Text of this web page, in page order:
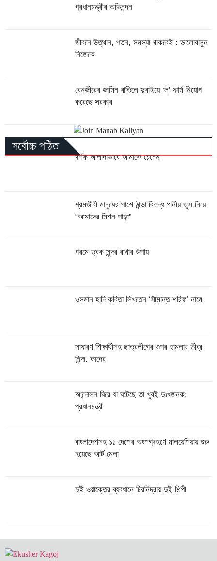
প্রধানমন্ত্রীর অভিনন্দন
জীবনে উত্থান, পতন, সমস্যা থাকবেই : ভালোবাসুন
নিজেকে
বেনজীরের জামিন বাতিলে দুবাইয়ে ‌‘ল’ ফার্ম নিয়োগ
করেছে সরকার
সর্বোচ্চ পঠিত
দর্শক আলাদাভাবে আমাকে চেনেন
শ্রমজীবী মানুষের পাশে ঠান্ডা বিশুদ্ধ পানীয় জুস নিয়ে
“আমাদের মিশন পাড়া”
গরমে ত্বক সুন্দর রাখার উপায়
ওসমান হাদি কবিতা লিখতেন ‘সীমান্ত শরিফ’ নামে
সাধারণ শিক্ষার্থীসহ ছাত্রলীগের ওপর হামলার তীব্র
নিন্দা: কাদের
আন্দোলন ঘিরে যা ঘটেছে তা খুবই দুঃখজনক:
প্রধানমন্ত্রী
বাংলাদেশসহ ১১ দেশের অংশগ্রহণে মালয়েশিয়ায় শুরু
হয়েছে আর্ট মেলা
দুই ওয়াক্তের ব্যবধানে চিরনিদ্রায় দুই শিল্পী